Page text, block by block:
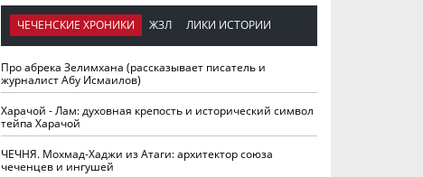
ЧЕЧЕНСКИЕ ХРОНИКИ ЖЗЛ ЛИКИ ИСТОРИИ
Про абрека Зелимхана (рассказывает писатель и
журналист Абу Исмаилов)
Харачой - Лам: духовная крепость и исторический символ
тейпа Харачой
ЧЕЧНЯ. Мохмад-Хаджи из Атаги: архитектор союза
чеченцев и ингушей